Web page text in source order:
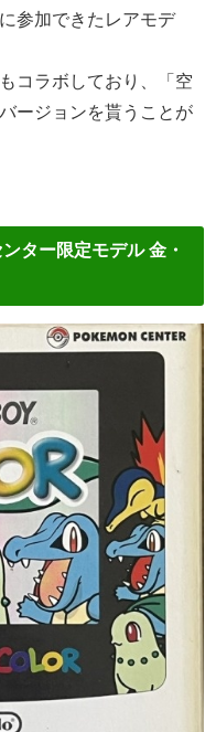
参加できたレアモデ
コラボしており、「空
ージョンを貰うことが
ター限定モデル 金・